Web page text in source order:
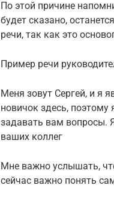
По этой причине
будет сказано,
речи, так как это
Пример речи
Меня зовут Сергей, и я
новичок здесь,
задавать вам вопросы.
ваших коллег
Мне важно услышать,
сейчас важно понять